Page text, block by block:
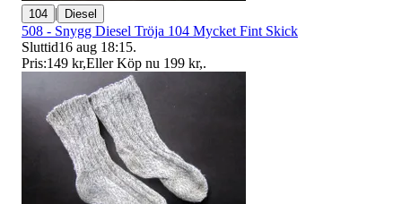
104 | Diesel
508 - Snygg Diesel Tröja 104 Mycket Fint Skick
Sluttid16 aug 18:15.
Pris:149 kr,Eller Köp nu 199 kr,.